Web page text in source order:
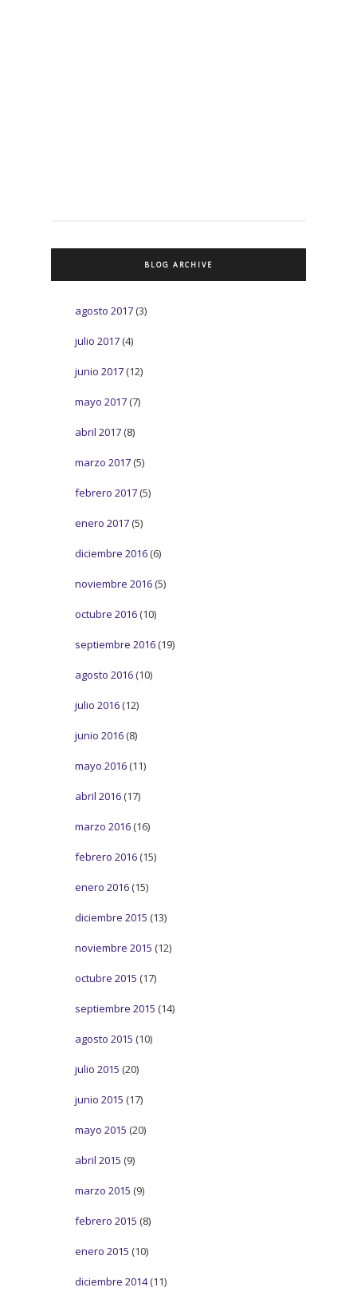
BLOG ARCHIVE
agosto 2017 (3)
julio 2017 (4)
junio 2017 (12)
mayo 2017 (7)
abril 2017 (8)
marzo 2017 (5)
febrero 2017 (5)
enero 2017 (5)
diciembre 2016 (6)
noviembre 2016 (5)
octubre 2016 (10)
septiembre 2016 (19)
agosto 2016 (10)
julio 2016 (12)
junio 2016 (8)
mayo 2016 (11)
abril 2016 (17)
marzo 2016 (16)
febrero 2016 (15)
enero 2016 (15)
diciembre 2015 (13)
noviembre 2015 (12)
octubre 2015 (17)
septiembre 2015 (14)
agosto 2015 (10)
julio 2015 (20)
junio 2015 (17)
mayo 2015 (20)
abril 2015 (9)
marzo 2015 (9)
febrero 2015 (8)
enero 2015 (10)
diciembre 2014(11)